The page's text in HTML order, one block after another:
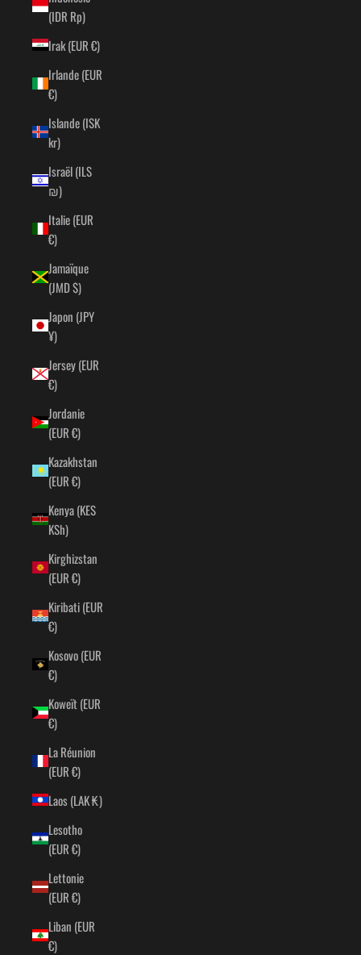
(IDR Rp)
Irak (EUR €)
Irlande (EUR
€)
Islande (ISK
kr)
Israël (ILS
₪)
Italie (EUR
€)
Jamaïque
(JMD $)
Japon (JPY
¥)
Jersey (EUR
€)
Jordanie
(EUR €)
Kazakhstan
(EUR €)
Kenya (KES
KSh)
Kirghizstan
(EUR €)
Kiribati (EUR
€)
Kosovo (EUR
€)
Koweït (EUR
€)
La Réunion
(EUR €)
Laos (LAK ₭)
Lesotho
(EUR €)
Lettonie
(EUR €)
Liban (EUR
€)